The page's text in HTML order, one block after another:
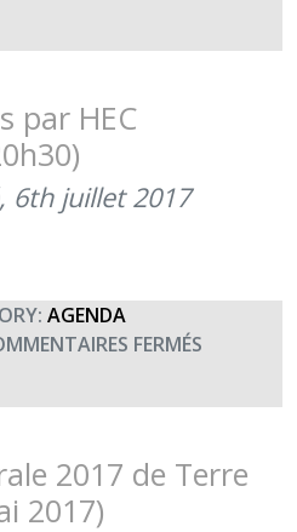
DES
par HEC
6th juillet 2017
AGENDA
FERMÉS
REVISSÉS
2017 de Terre
2017)